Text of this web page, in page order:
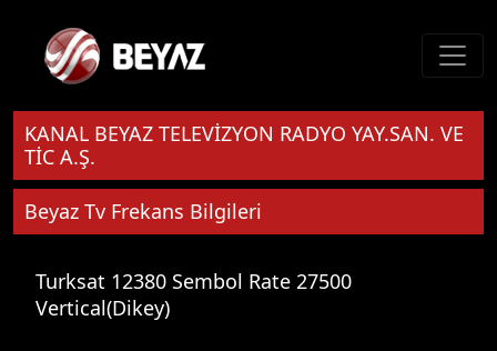
KANAL BEYAZ TELEVİZYON RADYO YAY.SAN. VE
TİC A.Ş.
Beyaz Tv Frekans Bilgileri
Turksat 12380 Sembol Rate 27500
Vertical(Dikey)